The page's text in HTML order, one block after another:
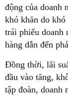
động của doanh
khó khăn do
trái phiếu doanh
hàng dẫn đến
Đồng thời, lãi
đầu vào tăng,
tập đoàn, doanh